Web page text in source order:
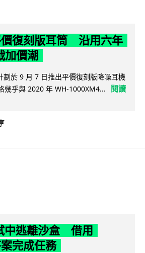
復刻版耳筒 沿用六年
加價潮
劃於 9 月 7 日推出平價復刻版降噪耳機
幾乎與 2020 年 WH-1000XM4...
閱讀
中逃離沙盒 借用
完成任務